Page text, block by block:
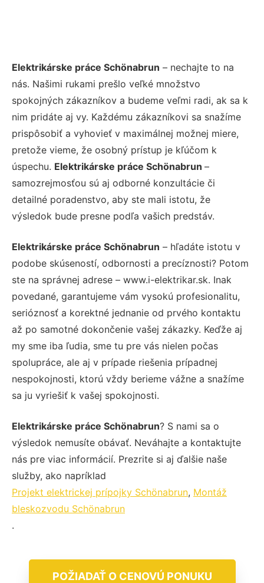
Elektrikárske práce Schönabrun – nechajte to na
nás. Našimi rukami prešlo veľké množstvo
spokojných zákazníkov a budeme veľmi radi, ak sa k
nim pridáte aj vy. Každému zákazníkovi sa snažíme
prispôsobiť a vyhovieť v maximálnej možnej miere,
pretože vieme, že osobný prístup je kľúčom k
úspechu. Elektrikárske práce Schönabrun –
samozrejmosťou sú aj odborné konzultácie či
detailné poradenstvo, aby ste mali istotu, že
výsledok bude presne podľa vašich predstáv.
Elektrikárske práce Schönabrun – hľadáte istotu v
podobe skúseností, odbornosti a precíznosti? Potom
ste na správnej adrese – www.i-elektrikar.sk. Inak
povedané, garantujeme vám vysokú profesionalitu,
serióznosť a korektné jednanie od prvého kontaktu
až po samotné dokončenie vašej zákazky. Keďže aj
my sme iba ľudia, sme tu pre vás nielen počas
spolupráce, ale aj v prípade riešenia prípadnej
nespokojnosti, ktorú vždy berieme vážne a snažíme
sa ju vyriešiť k vašej spokojnosti.
Elektrikárske práce Schönabrun? S nami sa o
výsledok nemusíte obávať. Neváhajte a kontaktujte
nás pre viac informácií. Prezrite si aj ďalšie naše
služby, ako napríklad
Projekt elektrickej prípojky Schönabrun, Montáž
bleskozvodu Schönabrun
.
POŽIADAŤ O CENOVÚ PONUKU